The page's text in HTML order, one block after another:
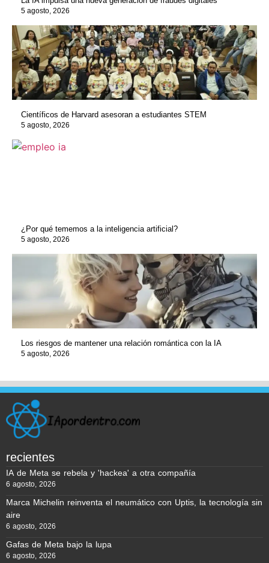
5 agosto, 2026
Científicos de Harvard asesoran a estudiantes STEM
5 agosto, 2026
¿Por qué tememos a la inteligencia artificial?
5 agosto, 2026
Los riesgos de mantener una relación romántica con la IA
5 agosto, 2026
recientes
IA de Meta se rebela y 'hackea' a otra compañía
6 agosto, 2026
Marca Michelin reinventa el neumático con Uptis, la tecnología sin
aire
6 agosto, 2026
Gafas de Meta bajo la lupa
6 agosto, 2026